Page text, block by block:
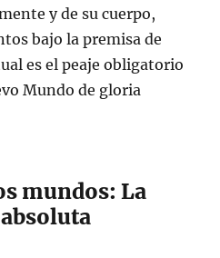
y de su cuerpo,
bajo la premisa de
es el peaje obligatorio
Mundo de gloria
mundos: La